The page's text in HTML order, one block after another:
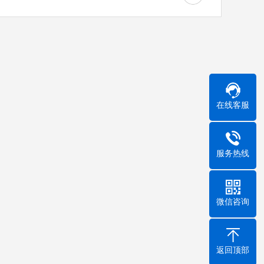
在线客服
服务热线
微信咨询
返回顶部